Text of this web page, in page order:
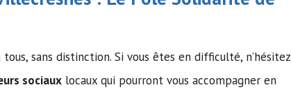
sans distinction. Si vous êtes en difficulté, n’hésitez
sociaux locaux qui pourront vous accompagner en